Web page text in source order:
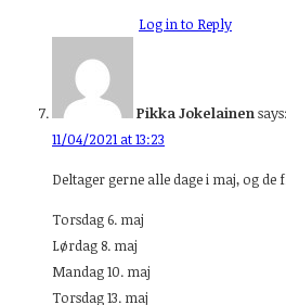
Log in to Reply
Pikka Jokelainensays:
11/04/2021 at 13:23
Deltager gerne alle dage i maj, og de
Torsdag 6. maj
Lørdag 8. maj
Mandag 10. maj
Torsdag 13. maj